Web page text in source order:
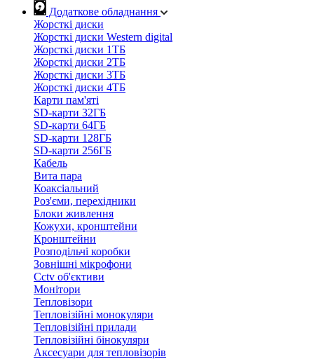
Додаткове обладнання
Жорсткі диски
Жорсткі диски Western digital
Жорсткі диски 1ТБ
Жорсткі диски 2ТБ
Жорсткі диски 3ТБ
Жорсткі диски 4ТБ
Карти пам'яті
SD-карти 32ГБ
SD-карти 64ГБ
SD-карти 128ГБ
SD-карти 256ГБ
Кабель
Вита пара
Коаксіальний
Роз'єми, перехідники
Блоки живлення
Кожухи, кронштейни
Кронштейни
Розподільчі коробки
Зовнішні мікрофони
Cctv об'єктиви
Монітори
Тепловізори
Тепловізійні монокуляри
Тепловізійні прилади
Тепловізійні бінокуляри
Аксесуари для тепловізорів